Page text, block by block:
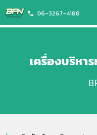
phone 06-3267-4188
เครื่องบริหา